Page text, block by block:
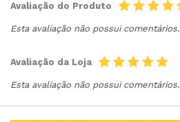
Avaliação do Produto
Esta avaliação não possui comentários.
Avaliação da Loja
Esta avaliação não possui comentários.